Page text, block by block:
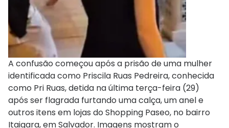
A confusão começou após a prisão de uma mulher
identificada como Priscila Ruas Pedreira, conhecida
como Pri Ruas, detida na última terça-feira (29)
após ser flagrada furtando uma calça, um anel e
outros itens em lojas do Shopping Paseo, no bairro
Itaigara, em Salvador. Imagens mostram o